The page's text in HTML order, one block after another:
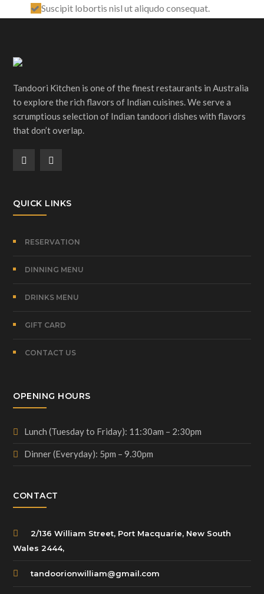
Suscipit lobortis nisl ut aliqudo consequat.
Tandoori Kitchen is one of the finest restaurants in Australia
to explore the rich flavors of Indian cuisines. We serve a
scrumptious selection of Indian tandoori dishes with flavors
that don’t overlap.
QUICK LINKS
RESERVATION
DINNING MENU
DRINKS MENU
GIFT CARD
CONTACT US
OPENING HOURS
Lunch (Tuesday to Friday): 11:30am – 2:30pm
Dinner (Everyday): 5pm – 9.30pm
CONTACT
2/136 William Street, Port Macquarie, New South
Wales 2444,
tandoorionwilliam@gmail.com